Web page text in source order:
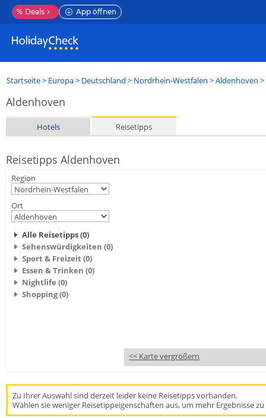
% Deals App öffnen
Startseite> Europa> Deutschland > Nordrhein-Westfalen >Aldenhoven
Aldenhoven
Hotels Reisetipps
Reisetipps Aldenhoven
Region
Ort
Alle Reisetipps (0)
Sehenswürdigkeiten (0)
Sport & Freizeit (0)
Essen & Trinken (0)
Nightlife (0)
Shopping (0)
<< Karte vergrößern
Zu Ihrer Auswahl sind derzeit leider keine Reisetipps vorhanden.
Wählen sie weniger Reisetippeigenschaften aus, um mehr Ergebnisse